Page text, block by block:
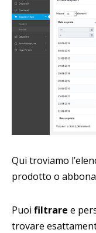
Qui troviamo
prodotto o
Puoi filtrare e
trovare